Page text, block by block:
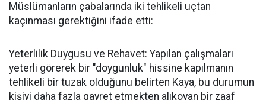
Müslümanların çabalarında iki tehlikeli uçtan
kaçınması gerektiğini ifade etti:
Yeterlilik Duygusu ve Rehavet: Yapılan çalışmaları
yeterli görerek bir "doygunluk" hissine kapılmanın
tehlikeli bir tuzak olduğunu belirten Kaya, bu durumun
kişiyi daha fazla gayret etmekten alıkoyan bir zaaf